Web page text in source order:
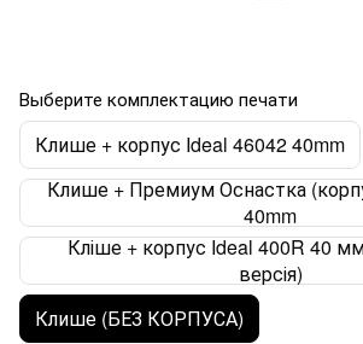
Выберите комплектацию печати
Клише + корпус Ideal 46042 40mm
Клише + Премиум Оснастка
40mm
Кліше + корпус Ideal 400R 40
версія)
Клише (БЕЗ КОРПУСА)